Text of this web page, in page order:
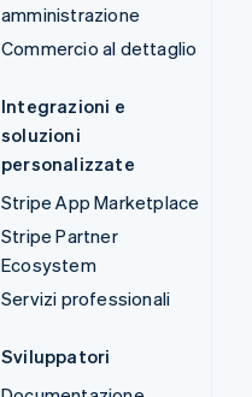
amministrazione
Commercio al dettaglio
Integrazioni e
soluzioni
personalizzate
Stripe App Marketplace
Stripe Partner
Ecosystem
Servizi professionali
Sviluppatori